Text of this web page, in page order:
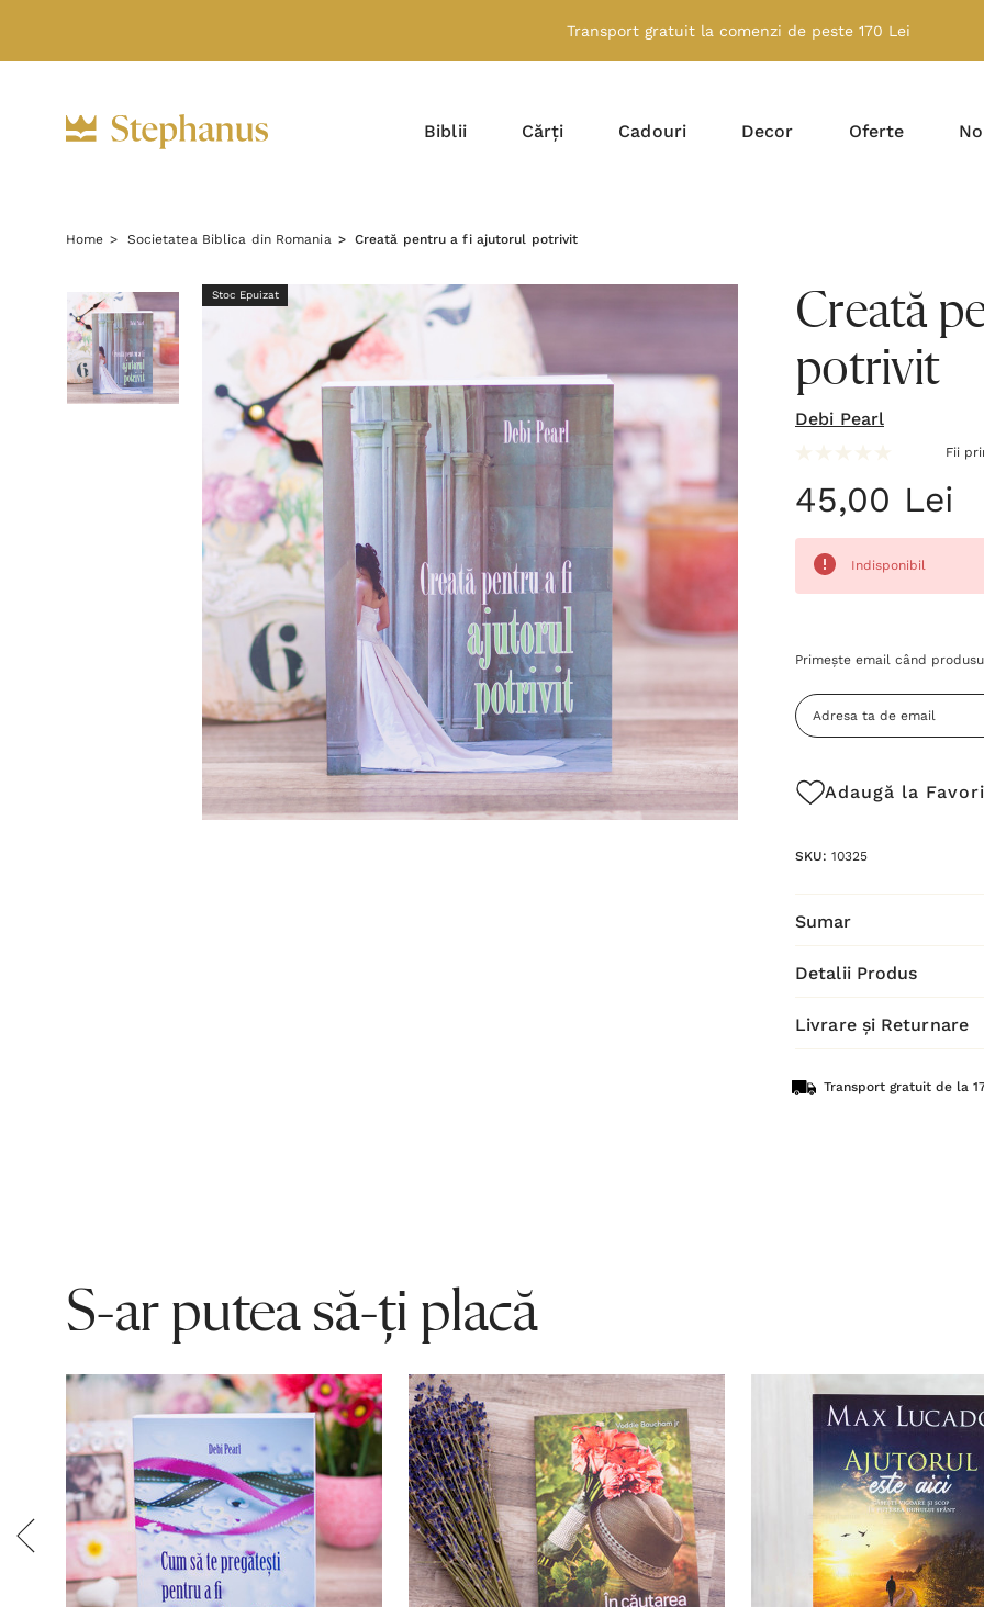
Transport gratuit la comenzi de peste 170 Lei
Biblii Cărți Cadouri Decor Oferte
Home Societatea Biblica din Romania Creată pentru a fi ajutorul potrivit
Stoc Epuizat
Creată
potrivit
Debi Pearl
Fii
45,00 Lei
Indisponibil
Grăbește-
Stocul
curent
Primește email când
Adaugă la
SKU: 10325
Sumar
Detalii Produs
Livrare și Returnare
Transport gratuit de la
S-ar putea să-ți placă